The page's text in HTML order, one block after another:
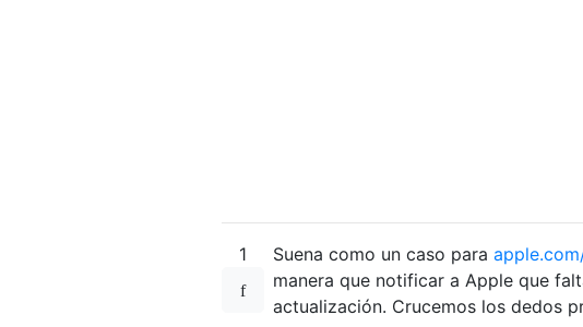
1 Suena como un caso para
manera que notificar a Apple que
actualización. Crucemos los dedos